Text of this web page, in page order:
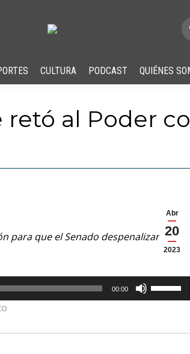
CULTURA PODCAST QUIÉNES
retó al Poder
Abr
20
2023
para que el Senado despenalizara la
00:00